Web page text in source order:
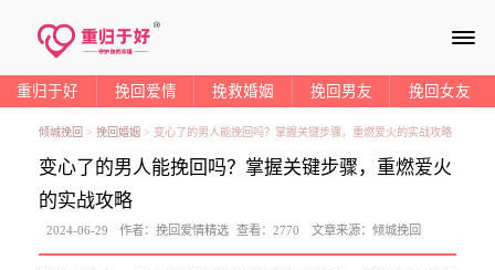
≡
重归于好 挽回爱情 挽救婚姻 挽回男友 挽回女友
倾城挽回 > 挽回婚姻 > 变心了的男人能挽回吗？掌握关键步骤，重燃爱火的实战攻略
变心了的男人能挽回吗？掌握关键步骤，重燃爱火
的实战攻略
2024-06-29 作者：挽回爱情精选 查看：2770 文章来源： 倾城挽回